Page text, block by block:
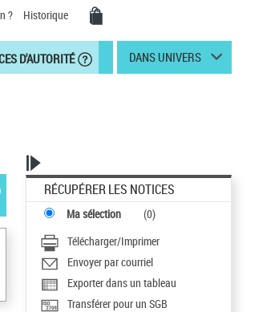
? Historique
D'AUTORITÉ DANS UNIVERS
RÉCUPÉRER LES NOTICES
Ma sélection (0)
Télécharger/Imprimer
Envoyer par courriel
Exporter dans un tableau
Transférer pour un SGB